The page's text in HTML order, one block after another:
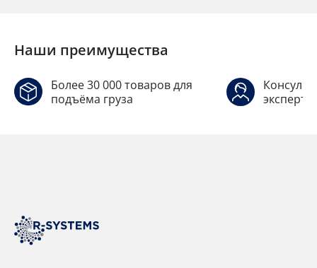
Наши преимущества
Более 30 000 товаров для
подъёма груза